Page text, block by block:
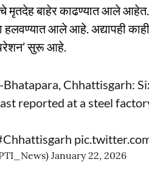
मृतदेह बाहेर काढण्यात आले
आले आहे. अद्यापही काही
सुरू आहे.
Chhattisgarh:
reported at a steel
January 22, 2026